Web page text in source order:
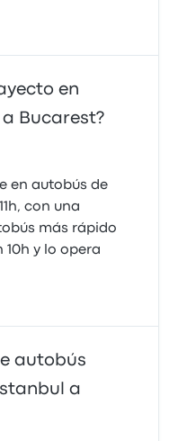
en
Bucarest?
en autobús de
con una
más rápido
10h y lo opera
autobús
a